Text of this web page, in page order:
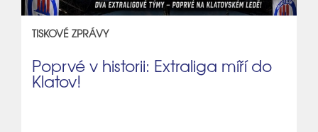
TISKOVÉ ZPRÁVY
Poprvé v historii: Extraliga míří do
Klatov!